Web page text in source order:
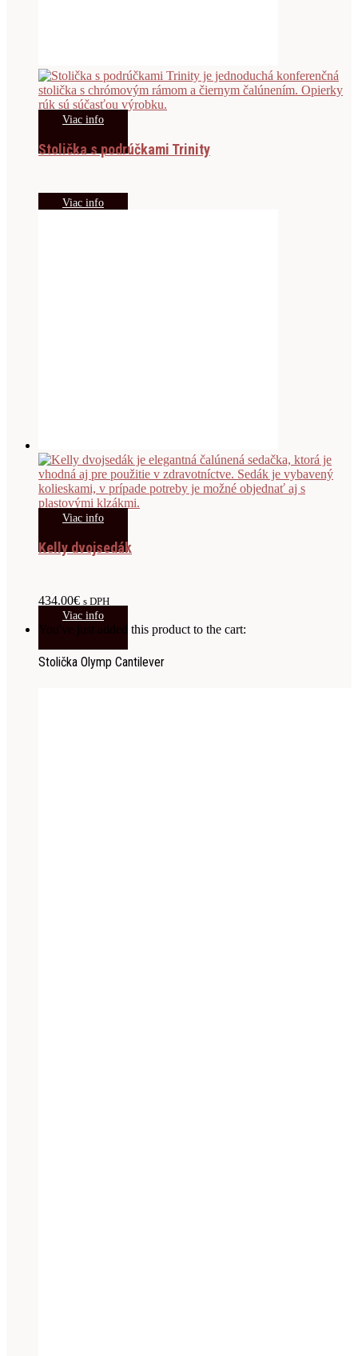
Viac info
Stolička s podrúčkami Trinity
Viac info
Viac info
Kelly dvojsedák
434.00€ s DPH
Viac info
You've just added this product to the cart:
Stolička Olymp Cantilever